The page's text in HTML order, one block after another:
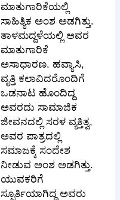
ಮಾತುಗಾರಿಕೆಯಲ್ಲಿ
ಸಾಹಿತ್ಯಿಕ ಅಂಶ ಅಡಗಿತ್ತು.
ತಾಳಮದ್ದಳೆಯಲ್ಲಿ ಅವರ
ಮಾತುಗಾರಿಕೆ
ಅಸಾಧಾರಣ. ಹವ್ಯಾಸಿ,
ವೃತ್ತಿ ಕಲಾವಿದರೊಂದಿಗೆ
ಒಡನಾಟ ಹೊಂದಿದ್ದ
ಅವರದು ಸಾಮಾಜಿಕ
ಜೀವನದಲ್ಲಿ ಸರಳ ವ್ಯಕ್ತಿತ್ವ,
ಅವರ ಪಾತ್ರದಲ್ಲಿ
ಸಮಾಜಕ್ಕೆ ಸಂದೇಶ
ನೀಡುವ ಅಂಶ ಅಡಗಿತ್ತು.
ಯುವಕರಿಗೆ
ಸ್ಫೂರ್ತಿಯಾಗಿದ್ದ ಅವರು